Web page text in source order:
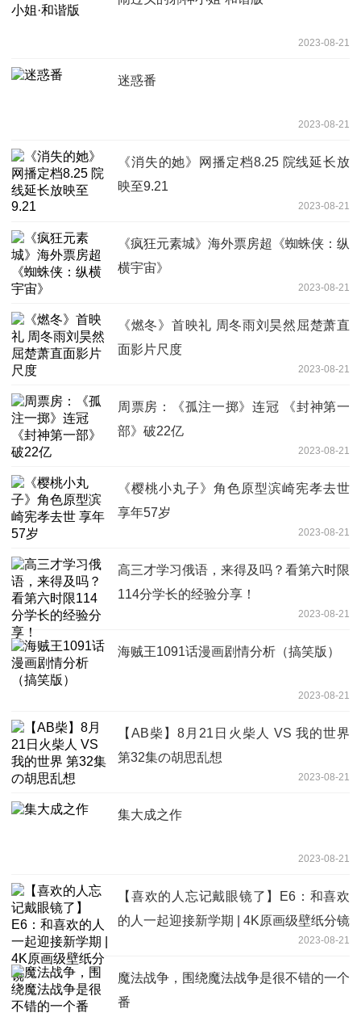
2023-08-21
迷惑番
2023-08-21
《消失的她》网播定档8.25 院线延长放
映至9.21
2023-08-21
《疯狂元素城》海外票房超《蜘蛛侠：纵
横宇宙》
2023-08-21
《燃冬》首映礼 周冬雨刘昊然屈楚萧直
面影片尺度
2023-08-21
周票房：《孤注一掷》连冠 《封神第一
部》破22亿
2023-08-21
《樱桃小丸子》角色原型滨崎宪孝去世
享年57岁
2023-08-21
高三才学习俄语，来得及吗？看第六时限
114分学长的经验分享！
2023-08-21
海贼王1091话漫画剧情分析（搞笑版）
2023-08-21
【AB柴】8月21日火柴人 VS 我的世界
第32集の胡思乱想
2023-08-21
集大成之作
2023-08-21
【喜欢的人忘记戴眼镜了】E6：和喜欢
的人一起迎接新学期 | 4K原画级壁纸分镜
2023-08-21
魔法战争，围绕魔法战争是很不错的一个
番